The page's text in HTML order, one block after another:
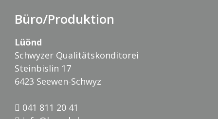
Büro/Produktion
Lüönd
Schwyzer Qualitätskonditorei
Steinbislin 17
6423 Seewen-Schwyz
041 811 20 41